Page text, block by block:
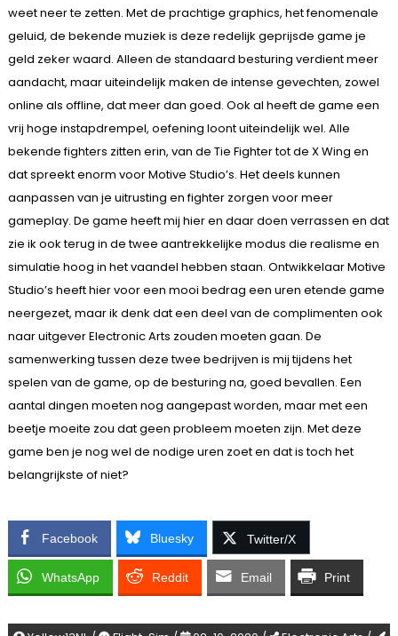
weet neer te zetten. Met de prachtige graphics, het fenomenale
geluid, de bekende muziek is deze redelijk geprijsde game je
geld zeker waard. Alleen de standaard besturing verdient meer
aandacht, maar uiteindelijk maken de intense gevechten, zowel
online als offline, dat meer dan goed. Ook al heeft de game een
vrij hoge instapdrempel, oefening loont uiteindelijk wel. Alle
bekende fighters zitten erin, van de Tie Fighter tot de X Wing en
dat spreekt enorm voor Motive Studio’s. Het deels kunnen
aanpassen van je uitrusting en fighter zorgen voor meer
gameplay. De game heeft mij hier en daar doen verrassen en dat
zie ik ook terug in de twee aantrekkelijke modus die realisme en
simulatie hoog in het vaandel hebben staan. Ontwikkelaar Motive
Studio’s heeft hier voor een mooi bedrag een uren etende game
neergezet, maar ik denk dat een deel van de complimenten ook
naar uitgever Electronic Arts zouden moeten gaan. De
samenwerking tussen deze twee bedrijven is mij tijdens het
spelen van de game, op de besturing na, goed bevallen. Een
aantal dingen moeten nog aangepast worden, maar met een
beetje moeite zou dat geen probleem moeten zijn. Met deze
game ben je nog wel de nodige uren zoet en dat is toch het
belangrijkste of niet?
Facebook Bluesky Twitter/X
WhatsApp Reddit Email Print